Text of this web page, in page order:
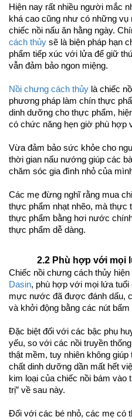
Hiện nay rất nhiều người mắc
khá cao cũng như có những vụ
chiếc nồi nấu ăn hằng ngày.
cách thủy sẽ là biện pháp hạn
phẩm tiếp xúc với lửa để giữ
vẫn đảm bảo ngon miệng.
Nồi chưng cách thủy là chiếc
phương pháp làm chín thực
dinh dưỡng cho thực phẩm,
có chức năng hẹn giờ phù hợp
Vừa đảm bảo sức khỏe cho
thời gian nấu nướng giúp các
chăm sóc gia đình nhỏ của
Các mẹ đừng nghĩ rằng mua
thực phẩm nhạt nhẽo, mà thực
thực phẩm bằng hơi nước
thực phẩm dễ dàng.
2.2 Phù hợp với mọi
Chiếc nồi chưng cách thủy hiện
Dasin, phù hợp với mọi lứa
mực nước đã được đánh dấu,
và khởi động bằng các nút
Đặc biệt đối với các bậc phụ
yếu, so với các nồi truyền
thật mềm, tuy nhiên không
chất dinh dưỡng dần mất hết
kim loại của chiếc nồi bám vào
trị” về sau này.
Đối với các bé nhỏ, các mẹ có